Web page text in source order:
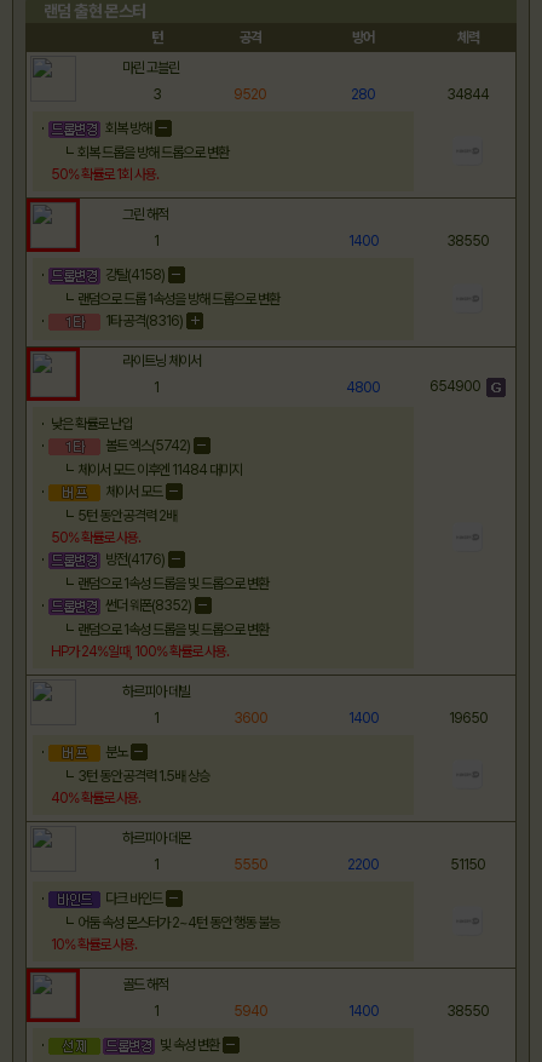
랜덤 출현 몬스터
턴 공격 방어
체력
마린 고블린
3
9520 280 34844
회복 방해
회복 드롭을 방해 드롭으로 변환
50% 확률로1회 사용.
그린 해적
1
1400 38550
강탈(4158)
랜덤으로 드롭 1속성을 방해 드롭으로 변환
1타 공격(8316)
라이트닝 체이서
1
4800 654900
낮은 확률로 난입
볼트 엑스(5742)
체이서 모드 이후엔 11484 대미지
체이서 모드
5턴 동안 공격력 2배
50% 확률로사용.
방전(4176)
랜덤으로 1속성 드롭을 빛 드롭으로 변환
썬더 웨폰(8352)
랜덤으로 1속성 드롭을 빛 드롭으로 변환
HP가 24%일때 100% 확률로사용.
하르피아 데빌
1
3600 1400 19650
분노
3턴 동안 공격력 1.5배 상승
40% 확률로사용.
하르피아 데몬
1
5550 2200 51150
다크 바인드
어둠 속성 몬스터가 2~4턴 동안 행동 불능
10% 확률로사용.
골드 해적
1
5940 1400 38550
빛 속성 변환